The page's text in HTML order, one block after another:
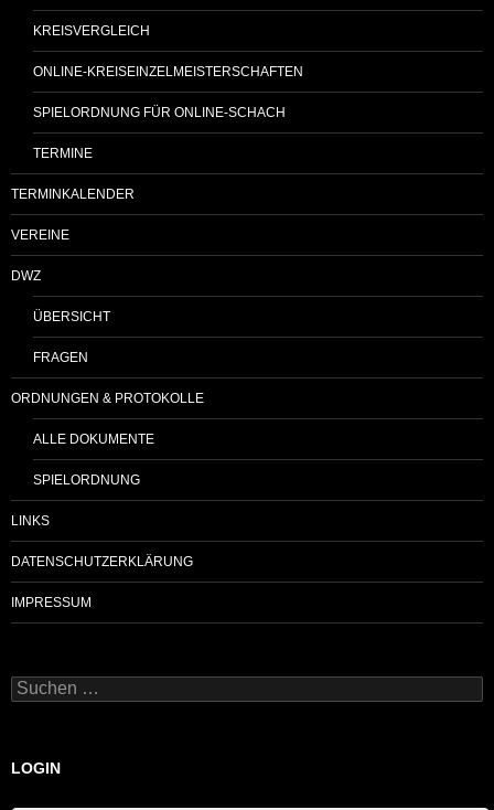
KREISVERGLEICH
ONLINE-KREISEINZELMEISTERSCHAFTEN
SPIELORDNUNG FÜR ONLINE-SCHACH
TERMINE
TERMINKALENDER
VEREINE
DWZ
ÜBERSICHT
FRAGEN
ORDNUNGEN & PROTOKOLLE
ALLE DOKUMENTE
SPIELORDNUNG
LINKS
DATENSCHUTZERKLÄRUNG
IMPRESSUM
Suchen
nach:
LOGIN